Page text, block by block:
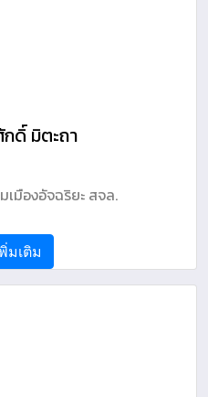
ดิ์ มิตะถา
มืองอัจฉริยะ สจล.
มเติม